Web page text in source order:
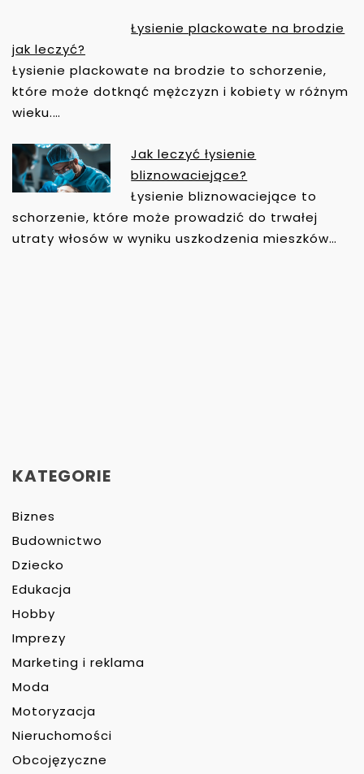
Łysienie plackowate na brodzie
jak leczyć?
Łysienie plackowate na brodzie to schorzenie,
które może dotknąć mężczyzn i kobiety w różnym
wieku.…
Jak leczyć łysienie
bliznowaciejące?
Łysienie bliznowaciejące to
schorzenie, które może prowadzić do trwałej
utraty włosów w wyniku uszkodzenia mieszków…
KATEGORIE
Biznes
Budownictwo
Dziecko
Edukacja
Hobby
Imprezy
Marketing i reklama
Moda
Motoryzacja
Nieruchomości
Obcojęzyczne